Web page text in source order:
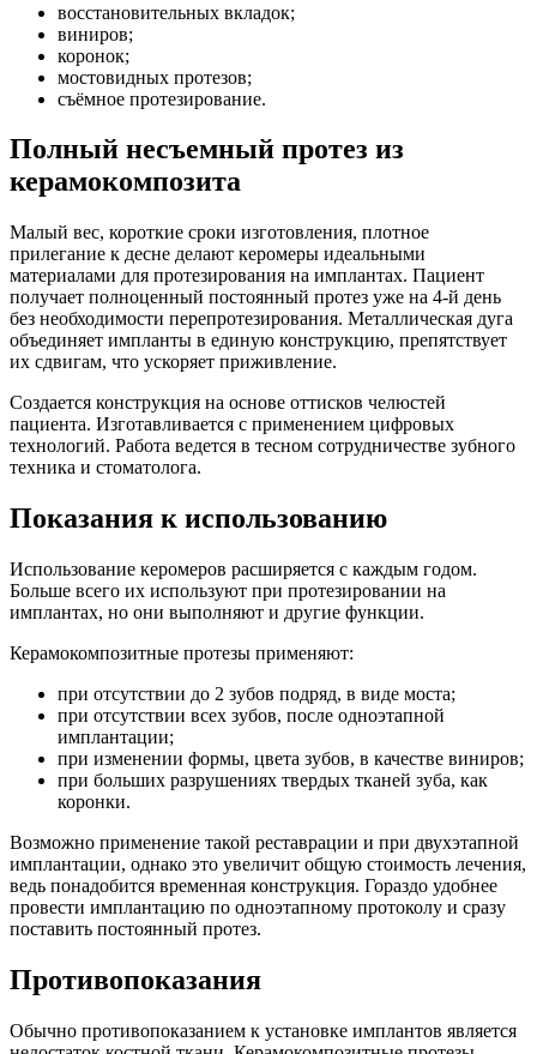
восстановительных вкладок;
виниров;
коронок;
мостовидных протезов;
съёмное протезирование.
Полный несъемный протез из
керамокомпозита
Малый вес, короткие сроки изготовления, плотное
прилегание к десне делают керомеры идеальными
материалами для протезирования на имплантах. Пациент
получает полноценный постоянный протез уже на 4-й день
без необходимости перепротезирования. Металлическая дуга
объединяет импланты в единую конструкцию, препятствует
их сдвигам, что ускоряет приживление.
Создается конструкция на основе оттисков челюстей
пациента. Изготавливается с применением цифровых
технологий. Работа ведется в тесном сотрудничестве зубного
техника и стоматолога.
Показания к использованию
Использование керомеров расширяется с каждым годом.
Больше всего их используют при протезировании на
имплантах, но они выполняют и другие функции.
Керамокомпозитные протезы применяют:
при отсутствии до 2 зубов подряд, в виде моста;
при отсутствии всех зубов, после одноэтапной
имплантации;
при изменении формы, цвета зубов, в качестве виниров;
при больших разрушениях твердых тканей зуба, как
коронки.
Возможно применение такой реставрации и при двухэтапной
имплантации, однако это увеличит общую стоимость лечения,
ведь понадобится временная конструкция. Гораздо удобнее
провести имплантацию по одноэтапному протоколу и сразу
поставить постоянный протез.
Противопоказания
Обычно противопоказанием к установке имплантов является